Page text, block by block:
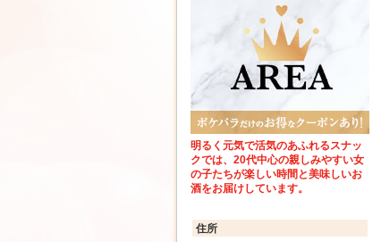
明るく元気で活気のあふれるスナッ
クでは、20代中心の親しみやすい女
の子たちが楽しい時間と美味しいお
酒をお届けしています。
住所